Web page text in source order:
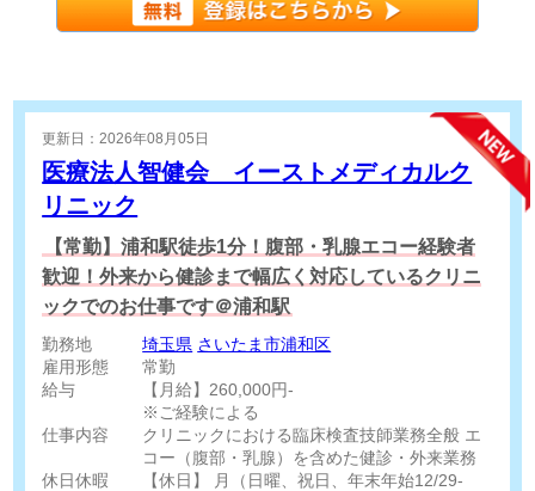
更新日：2026年08月05日
医療法人智健会 イーストメディカルク
リニック
【常勤】浦和駅徒歩1分！腹部・乳腺エコー経験者
歓迎！外来から健診まで幅広く対応しているクリニ
ックでのお仕事です＠浦和駅
勤務地 埼玉県 さいたま市浦和区
雇用形態
常勤
給与
【月給】260,000円-
※ご経験による
仕事内容
クリニックにおける臨床検査技師業務全般 エ
コー（腹部・乳腺）を含めた健診・外来業務
休日休暇
【休日】 月（日曜、祝日、年末年始12/29-